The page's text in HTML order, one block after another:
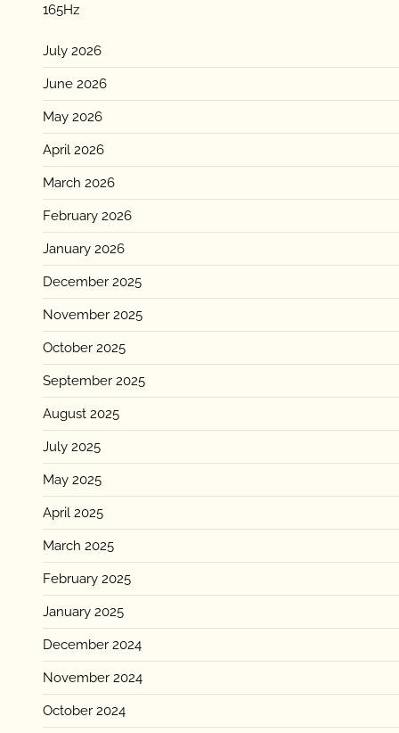
165Hz
July 2026
June 2026
May 2026
April 2026
March 2026
February 2026
January 2026
December 2025
November 2025
October 2025
September 2025
August 2025
July 2025
May 2025
April 2025
March 2025
February 2025
January 2025
December 2024
November 2024
October 2024